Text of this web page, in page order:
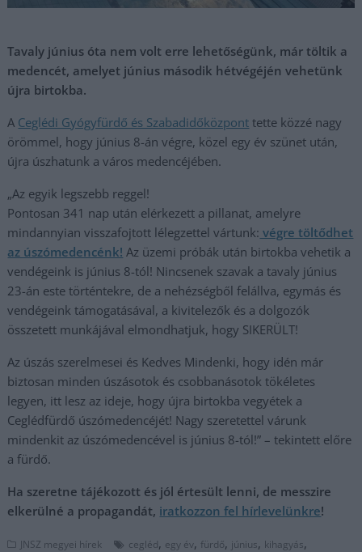
Tavaly június óta nem volt erre lehetőségünk, már töltik a
medencét, amelyet június második hétvégéjén vehetünk
újra birtokba.
A Ceglédi Gyógyfürdő és Szabadidőközpont tette közzé nagy
örömmel, hogy június 8-án végre, közel egy év szünet után,
újra úszhatunk a város medencéjében.
„Az egyik legszebb reggel!
Pontosan 341 nap után elérkezett a pillanat, amelyre
mindannyian visszafojtott lélegzettel vártunk: végre töltődhet
az úszómedencénk! Az üzemi próbák után birtokba vehetik a
vendégeink is június 8-tól! Nincsenek szavak a tavaly június
23-án este történtekre, de a nehézségből felállva, egymás és
vendégeink támogatásával, a kivitelezők és a dolgozók
összetett munkájával elmondhatjuk, hogy SIKERÜLT!
Az úszás szerelmesei és Kedves Mindenki, hogy idén már
biztosan minden úszásotok és csobbanásotok tökéletes
legyen, itt lesz az ideje, hogy újra birtokba vegyétek a
Ceglédfürdő úszómedencéjét! Nagy szeretettel várunk
mindenkit az úszómedencével is június 8-tól!” – tekintett előre
a fürdő.
Ha szeretne tájékozott és jól értesült lenni, de messzire
elkerülné a propagandát, iratkozzon fel hírlevelünkre!
JNSZ megyei hírek cegléd, egy év, fürdő, június, kihagyás,